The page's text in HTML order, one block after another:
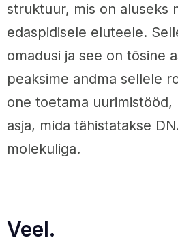
struktuur, mis on aluseks
edaspidisele eluteele.
omadusi ja see on tõsine
peaksime andma sellele
one toetama uurimistööd,
asja, mida tähistatakse
molekuliga.
Veel.